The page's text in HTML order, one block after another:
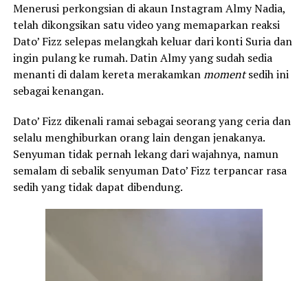
Menerusi perkongsian di akaun Instagram Almy Nadia,
telah dikongsikan satu video yang memaparkan reaksi
Dato’ Fizz selepas melangkah keluar dari konti Suria dan
ingin pulang ke rumah. Datin Almy yang sudah sedia
menanti di dalam kereta merakamkanmomentsedih ini
sebagai kenangan.
Dato’ Fizz dikenali ramai sebagai seorang yang ceria dan
selalu menghiburkan orang lain dengan jenakanya.
Senyuman tidak pernah lekang dari wajahnya, namun
semalam di sebalik senyuman Dato’ Fizz terpancar rasa
sedih yang tidak dapat dibendung.